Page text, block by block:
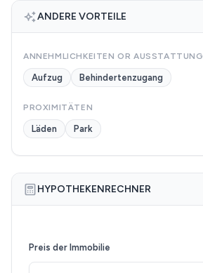
ANDERE VORTEILE
ANNEHMLICHKEITEN OR AUSSTATTUNG
Aufzug Behindertenzugang
PROXIMITÄTEN
Läden Park
HYPOTHEKENRECHNER
Preis der Immobilie